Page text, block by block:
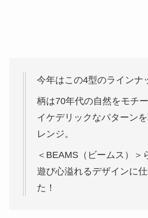
今年はこの4型のラインナ
柄は70年代の自然をモチ
イケデリックなパターン
レンジ。
＜BEAMS（ビームス）＞
遊び心溢れるデザインに
た！